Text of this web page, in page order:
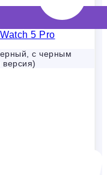
с черным